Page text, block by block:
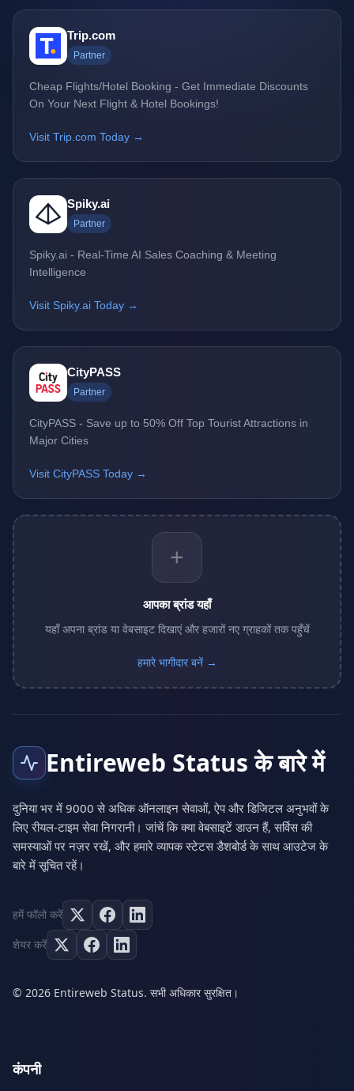
Trip.com
Partner
Cheap Flights/Hotel Booking - Get Immediate Discounts
On Your Next Flight & Hotel Bookings!
Visit Trip.com Today →
Spiky.ai
Partner
Spiky.ai - Real-Time AI Sales Coaching & Meeting
Intelligence
Visit Spiky.ai Today →
CityPASS
Partner
CityPASS - Save up to 50% Off Top Tourist Attractions in
Major Cities
Visit CityPASS Today →
+
आपका ब्रांड यहाँ
यहाँ अपना ब्रांड या वेबसाइट दिखाएं और हजारों नए ग्राहकों तक पहुँचें
हमारे भागीदार बनें →
Entireweb Status के बारे में
दुनिया भर में 9000 से अधिक ऑनलाइन सेवाओं, ऐप और डिजिटल अनुभवों के
लिए रीयल-टाइम सेवा निगरानी। जांचें कि क्या वेबसाइटें डाउन हैं, सर्विस की
समस्याओं पर नज़र रखें, और हमारे व्यापक स्टेटस डैशबोर्ड के साथ आउटेज के
बारे में सूचित रहें।
हमें फॉलो करें
शेयर करें
© 2026 Entireweb Status. सभी अधिकार सुरक्षित।
कंपनी